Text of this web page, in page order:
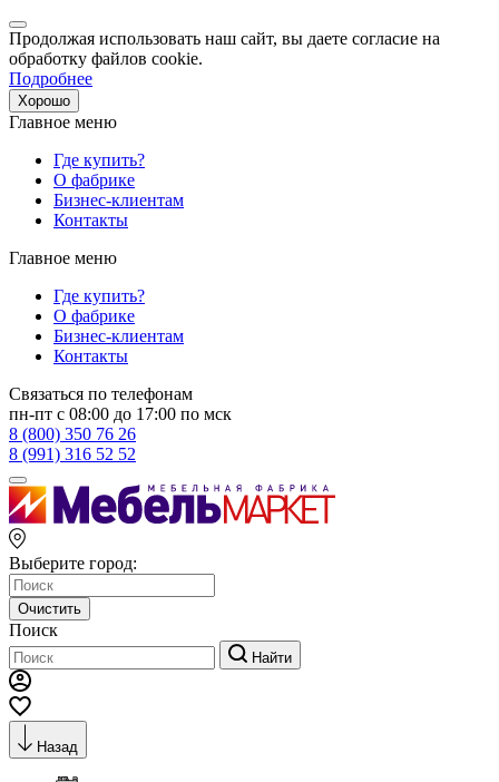
Продолжая использовать наш сайт, вы даете согласие на
обработку файлов cookie.
Подробнее
Хорошо
Главное меню
Где купить?
О фабрике
Бизнес-клиентам
Контакты
Главное меню
Где купить?
О фабрике
Бизнес-клиентам
Контакты
Связаться по телефонам
пн-пт с 08:00 до 17:00 по мск
8 (800) 350 76 26
8 (991) 316 52 52
Выберите город:
Очистить
Поиск
Найти
Назад